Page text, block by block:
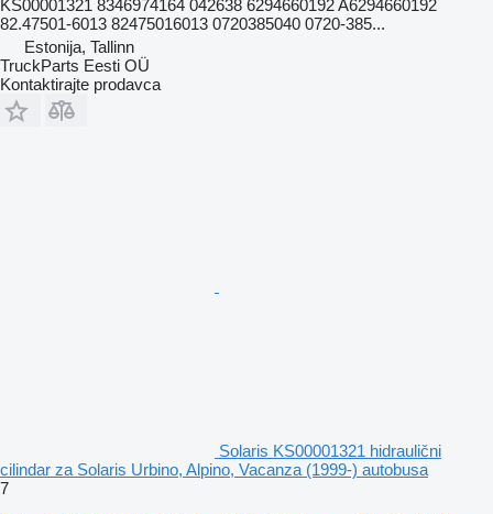
KS00001321 8346974164 042638 6294660192 A6294660192
82.47501-6013 82475016013 0720385040 0720-385...
Estonija, Tallinn
TruckParts Eesti OÜ
Kontaktirajte prodavca
Solaris KS00001321 hidraulični
cilindar za Solaris Urbino, Alpino, Vacanza (1999-) autobusa
7